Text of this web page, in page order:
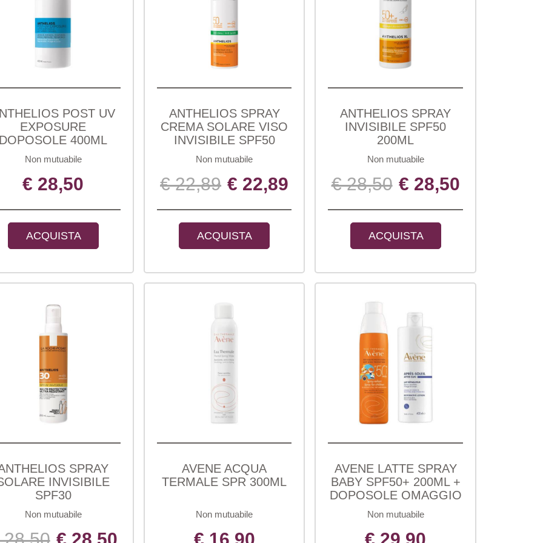
POST UV
EXPOSURE
400ML
Non mutuabile
€ 28,50
ACQUISTA
ANTHELIOS SPRAY
CREMA SOLARE VISO
INVISIBILE SPF50
Non mutuabile
€ 22,89 € 22,89
ACQUISTA
ANTHELIOS SPRAY
INVISIBILE SPF50
200ML
Non mutuabile
€ 28,50 € 28,50
ACQUISTA
SPRAY
INVISIBILE
SPF30
Non mutuabile
AVENE ACQUA
TERMALE SPR 300ML
Non mutuabile
AVENE LATTE SPRAY
BABY SPF50+ 200ML +
DOPOSOLE OMAGGIO
Non mutuabile